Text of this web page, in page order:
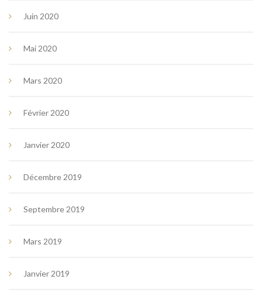
Juin 2020
Mai 2020
Mars 2020
Février 2020
Janvier 2020
Décembre 2019
Septembre 2019
Mars 2019
Janvier 2019